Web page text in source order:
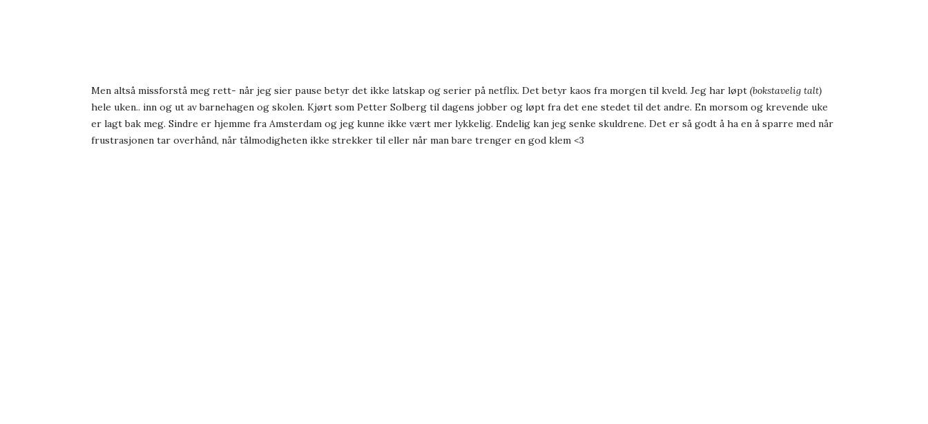
Men altså missforstå meg rett- når jeg sier pause betyr det ikke latskap og serier på netflix. Det betyr kaos fra morgen til kveld. Jeg har løpt (bokstavelig talt)
hele uken.. inn og ut av barnehagen og skolen. Kjørt som Petter Solberg til dagens jobber og løpt fra det ene stedet til det andre. En morsom og krevende uke
er lagt bak meg. Sindre er hjemme fra Amsterdam og jeg kunne ikke vært mer lykkelig. Endelig kan jeg senke skuldrene. Det er så godt å ha en å sparre med når
frustrasjonen tar overhånd, når tålmodigheten ikke strekker til eller når man bare trenger en god klem <3